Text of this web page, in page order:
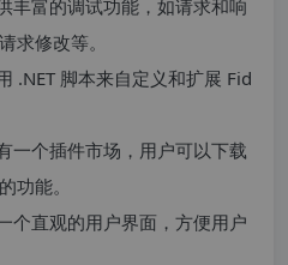
富的调试功能，如请求和响
求修改等。
.NET 脚本来自定义和扩展 Fid
个插件市场，用户可以下载
功能。
直观的用户界面，方便用户